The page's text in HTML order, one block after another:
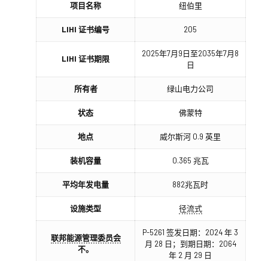
项目名称 纽伯里
LIHI 证书编号 205
LIHI 证书期限
2025年7月9日至2035年7月8
日
所有者 绿山电力公司
状态 佛蒙特
地点 威尔斯河 0.9 英里
装机容量 0.365 兆瓦
平均年发电量 882兆瓦时
设施类型 径流式
联邦能源管理委员会
不。
P-5261 签发日期：2024 年 3
月 28 日；到期日期：2064
年 2 月 29 日